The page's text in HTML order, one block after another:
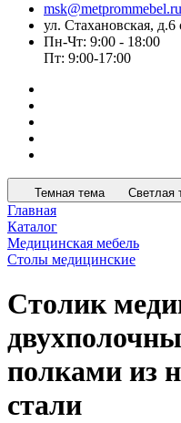
msk@metprommebel.ru
ул. Стахановская, д.6
Пн-Чт: 9:00 - 18:00
Пт: 9:00-17:00
Темная тема Светлая
Главная
Каталог
Медицинская мебель
Столы медицинские
Столик
полками из
стали